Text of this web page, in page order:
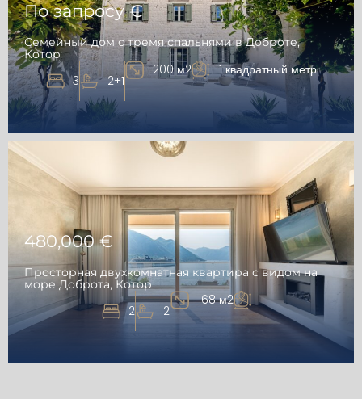
По запросу €
Семейный дом с тремя спальнями в Доброте,
Котор
3 2+1
200 м2 1 квадратный метр
480,000 €
Просторная двухкомнатная квартира с видом на
море Доброта, Котор
2 2
168 м2